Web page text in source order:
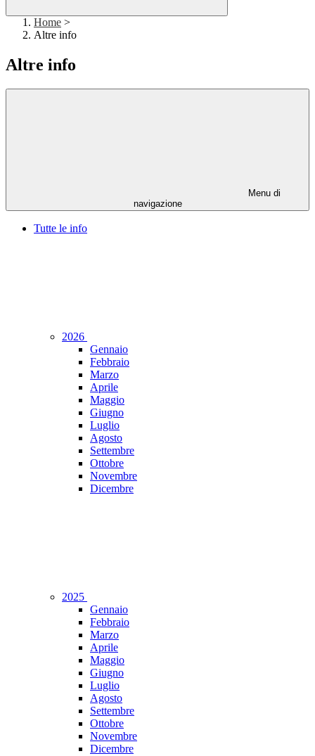
Home >
Altre info
Altre info
Menu di
navigazione
Tutte le info
2026
Gennaio
Febbraio
Marzo
Aprile
Maggio
Giugno
Luglio
Agosto
Settembre
Ottobre
Novembre
Dicembre
2025
Gennaio
Febbraio
Marzo
Aprile
Maggio
Giugno
Luglio
Agosto
Settembre
Ottobre
Novembre
Dicembre